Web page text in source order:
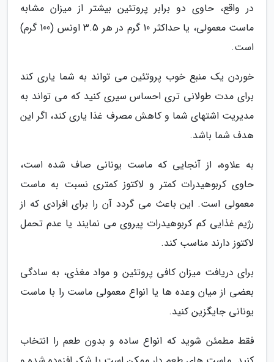
در واقع، حاوی دو برابر پروتئین بیشتر از میزان مشابه
ماست معمولی، یا حداکثر 10 گرم در هر 3.5 اونس (100 گرم)
است.
خوردن یک منبع خوب پروتئین می تواند به شما یاری کند
برای مدت طولانی تری احساس سیری کنید که می تواند به
مدیریت اشتهای شما و کاهش مصرف غذا یاری کند، اگر این
هدف شما باشد.
به علاوه، از آنجایی که ماست یونانی صاف شده است،
حاوی کربوهیدرات کمتر و لاکتوز کمتری نسبت به ماست
معمولی است. این باعث می گردد آن را برای افرادی که از
رژیم غذایی کم کربوهیدرات پیروی می نمایند یا عدم تحمل
لاکتوز دارند مناسب کند.
برای دریافت میزان کافی پروتئین و مواد مغذی، به سادگی
بعضی از میان وعده ها یا انواع معمولی ماست را با ماست
یونانی جایگزین کنید.
فقط مطمئن شوید که انواع ساده و بدون طعم را انتخاب